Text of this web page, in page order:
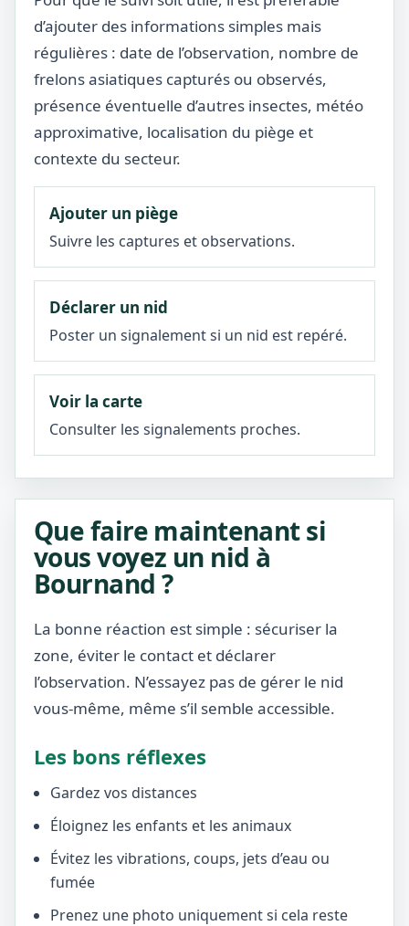
d’ajouter des informations simples mais
régulières : date de l’observation, nombre de
frelons asiatiques capturés ou observés,
présence éventuelle d’autres insectes, météo
approximative, localisation du piège et
contexte du secteur.
Ajouter un piège
Suivre les captures et observations.
Déclarer un nid
Poster un signalement si un nid est repéré.
Voir la carte
Consulter les signalements proches.
Que faire maintenant si
vous voyez un nid à
Bournand ?
La bonne réaction est simple : sécuriser la
zone, éviter le contact et déclarer
l’observation. N’essayez pas de gérer le nid
vous-même, même s’il semble accessible.
Les bons réflexes
Gardez vos distances
Éloignez les enfants et les animaux
Évitez les vibrations, coups, jets d’eau ou
fumée
Prenez une photo uniquement si cela reste